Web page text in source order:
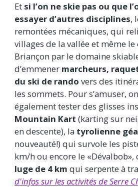
Et si l’on ne skie pas ou que
essayer d’autres disciplines,
remontées mécaniques, qui
villages de la vallée et même le
Briançon par le domaine
d’emmener marcheurs,
du ski de rando vers des
les sommets. Pour s’amuser,
également tester des glisses
Mountain Kart (karting sur
en descente), la tyrolienne
nouveauté!) qui survole les
km/h ou encore le «Dévalbob»,
luge de 4 km qui serpente à
d'infos sur les activités de Serre